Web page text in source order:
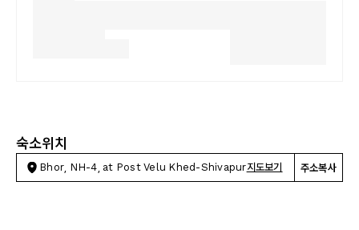
숙소위치
Bhor, NH-4, at Post Velu Khed-Shivapur지도보기 주소복사